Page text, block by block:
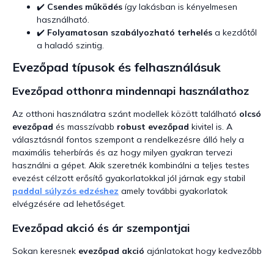
✔️ Csendes működés így lakásban is kényelmesen
használható.
✔️ Folyamatosan szabályozható terhelés a kezdőtől
a haladó szintig.
Evezőpad típusok és felhasználásuk
Evezőpad otthonra mindennapi használathoz
Az otthoni használatra szánt modellek között található olcsó
evezőpad és masszívabb robust evezőpad kivitel is. A
választásnál fontos szempont a rendelkezésre álló hely a
maximális teherbírás és az hogy milyen gyakran tervezi
használni a gépet. Akik szeretnék kombinálni a teljes testes
evezést célzott erősítő gyakorlatokkal jól járnak egy stabil
paddal súlyzós edzéshez amely további gyakorlatok
elvégzésére ad lehetőséget.
Evezőpad akció és ár szempontjai
Sokan keresnek evezőpad akció ajánlatokat hogy kedvezőbb